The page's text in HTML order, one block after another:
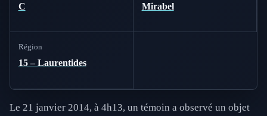
C Mirabel
Région
15 – Laurentides
Le 21 janvier 2014, à 4h13, un témoin a observé un objet